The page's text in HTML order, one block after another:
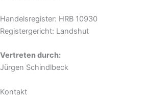
Handelsregister: HRB 10930
Registergericht: Landshut
Vertreten durch:
Jürgen Schindlbeck
Kontakt